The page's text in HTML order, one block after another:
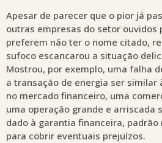
Apesar de parecer que o pior já
outras empresas do setor ouvidos
preferem não ter o nome citado,
sufoco escancarou a situação
Mostrou, por exemplo, uma falha
a transação de energia ser similar
no mercado financeiro, uma
uma operação grande e
dado à garantia financeira, padrão
para cobrir eventuais prejuízos.